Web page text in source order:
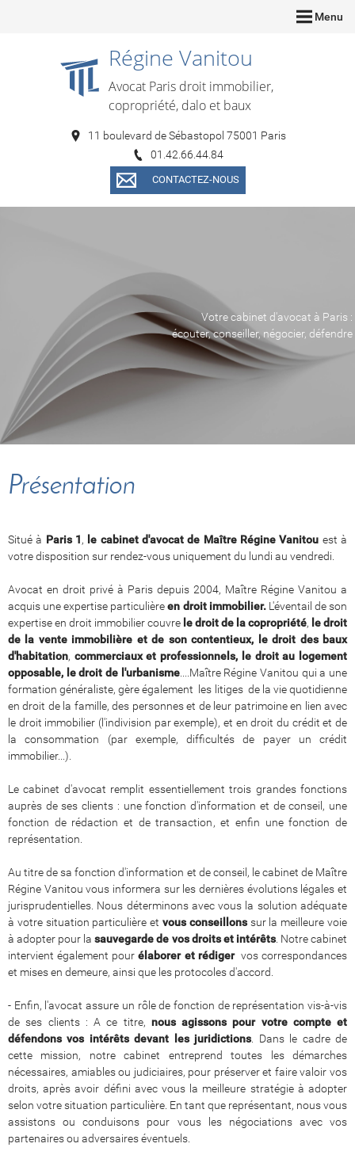
Menu
Régine Vanitou
Avocat Paris droit immobilier,
copropriété, dalo et baux
11 boulevard de Sébastopol 75001 Paris
01.42.66.44.84
CONTACTEZ-NOUS
Votre cabinet d'avocat à Paris :
écouter, conseiller, négocier, défendre
Présentation
Situé à Paris 1, le cabinet d'avocat de Maître Régine Vanitou est à
votre disposition sur rendez-vous uniquement du lundi au vendredi.
Avocat en droit privé à Paris depuis 2004, Maître Régine Vanitou a
acquis une expertise particulièreen droit immobilier.L'éventail de son
expertise en droit immobilier couvre le droit de la copropriété, le droit
de la vente immobilière et de son contentieux,
le droit des baux
d'habitation, commerciaux et professionnels, le droit au logement
opposable, le droit de l'urbanisme....Maître Régine Vanitou qui a une
formation généraliste, gère également les litiges de la vie quotidienne
en droit de la famille, des personnes et de leur patrimoine en lien avec
le droit immobilier (l'indivision par exemple), et en droit du crédit et de
la consommation (par exemple, difficultés de payer un crédit
immobilier...).
Le cabinet d'avocat remplit essentiellement trois grandes fonctions
auprès de ses clients : une fonction d'information et de conseil, une
fonction de rédaction et de transaction, et enfin une fonction de
représentation.
Au titre de sa fonction d'information et de conseil, le cabinet de Maître
Régine Vanitou vous informera sur les dernières évolutions légales et
jurisprudentielles. Nous déterminons avec vous la solution adéquate
à votre situation particulière et vous conseillonssur la meilleure voie
à adopter pour lasauvegarde de vos droits et intérêts. Notre cabinet
intervient également pour élaborer et rédigervos correspondances
et mises en demeure, ainsi que les protocoles d'accord.
- Enfin, l'avocat assure un rôle de fonction de représentation vis-à-vis
de ses clients : A ce titre, nous agissons pour votre compte et
défendons vos intérêts devant les juridictions. Dans le cadre de
cette mission, notre cabinet entreprend toutes les démarches
nécessaires, amiables ou judiciaires, pour préserver et faire valoir vos
droits, après avoir défini avec vous la meilleure stratégie à adopter
selon votre situation particulière. En tant que représentant, nous vous
assistons ou conduisons pour vous les négociations avec vos
partenaires ou adversaires éventuels.